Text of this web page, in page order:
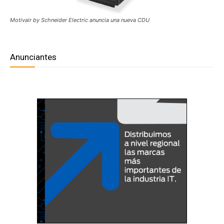
Motivair by Schneider Electric anuncia una nueva CDU
Anunciantes